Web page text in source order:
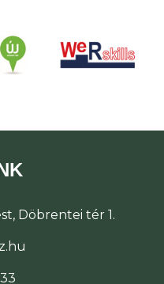
Döbrentei tér 1.